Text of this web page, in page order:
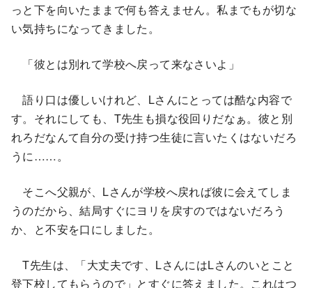
っと下を向いたままで何も答えません。私までもが切な
い気持ちになってきました。
「彼とは別れて学校へ戻って来なさいよ」
語り口は優しいけれど、Lさんにとっては酷な内容で
す。それにしても、T先生も損な役回りだなぁ。彼と別
れろだなんて自分の受け持つ生徒に言いたくはないだろ
うに……。
そこへ父親が、Lさんが学校へ戻れば彼に会えてしま
うのだから、結局すぐにヨリを戻すのではないだろう
か、と不安を口にしました。
T先生は、「大丈夫です、LさんにはLさんのいとこと
登下校してもらうので」とすぐに答えました。これはつ